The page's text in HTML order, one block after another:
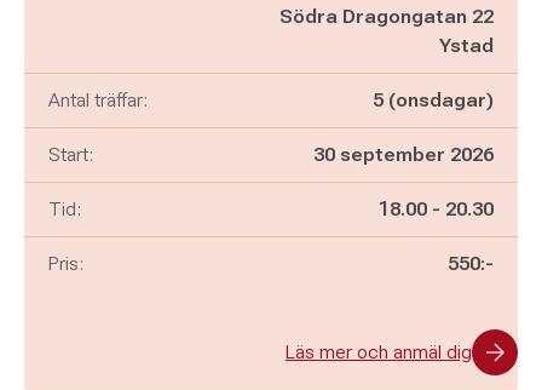
Södra Dragongatan 22
Ystad
Antal träffar: 5 (onsdagar)
Start: 30 september 2026
Tid: Pågår mellan
18.00 - och
20.30
Pris: 550:-
Läs mer och anmäl dig